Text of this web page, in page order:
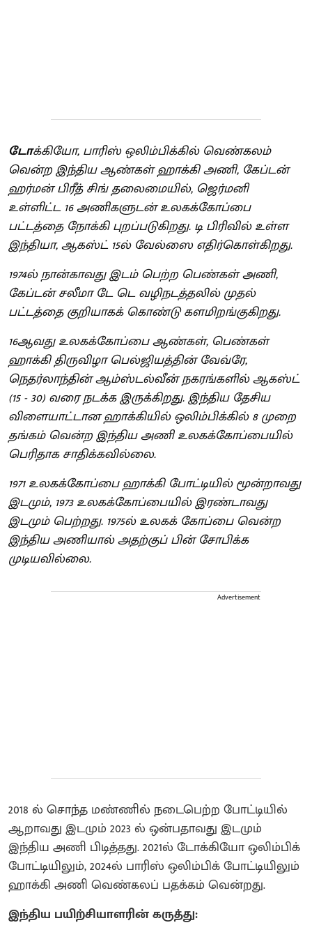
டோக்கியோ, பாரிஸ் ஒலிம்பிக்கில் வெண்கலம்
வென்ற இந்திய ஆண்கள் ஹாக்கி அணி, கேப்டன்
ஹர்மன் பிரீத் சிங் தலைமையில், ஜெர்மனி
உள்ளிட்ட 16 அணிகளுடன் உலகக்கோப்பை
பட்டத்தை நோக்கி புறப்படுகிறது. டி பிரிவில் உள்ள
இந்தியா, ஆகஸ்ட் 15ல் வேல்ஸை எதிர்கொள்கிறது.
1974ல் நான்காவது இடம் பெற்ற பெண்கள் அணி,
கேப்டன் சலீமா டே டெ வழிநடத்தலில் முதல்
பட்டத்தை குறியாகக் கொண்டு களமிறங்குகிறது.
16ஆவது உலகக்கோப்பை ஆண்கள், பெண்கள்
ஹாக்கி திருவிழா பெல்ஜியத்தின் வேவ்ரே,
நெதர்லாந்தின் ஆம்ஸ்டல்வீன் நகரங்களில் ஆகஸ்ட்
(15 - 30) வரை நடக்க இருக்கிறது. இந்திய தேசிய
விளையாட்டான ஹாக்கியில் ஒலிம்பிக்கில் 8 முறை
தங்கம் வென்ற இந்திய அணி உலகக்கோப்பையில்
பெரிதாக சாதிக்கவில்லை.
1971 உலகக்கோப்பை ஹாக்கி போட்டியில் மூன்றாவது
இடமும், 1973 உலகக்கோப்பையில் இரண்டாவது
இடமும் பெற்றது. 1975ல் உலகக் கோப்பை வென்ற
இந்திய அணியால் அதற்குப் பின் சோபிக்க
முடியவில்லை.
Advertisement
2018 ல் சொந்த மண்ணில் நடைபெற்ற போட்டியில்
ஆறாவது இடமும் 2023 ல் ஒன்பதாவது இடமும்
இந்திய அணி பிடித்தது. 2021ல் டோக்கியோ ஒலிம்பிக்
போட்டியிலும், 2024ல் பாரிஸ் ஒலிம்பிக் போட்டியிலும்
ஹாக்கி அணி வெண்கலப் பதக்கம் வென்றது.
இந்திய பயிற்சியாளரின் கருத்து: